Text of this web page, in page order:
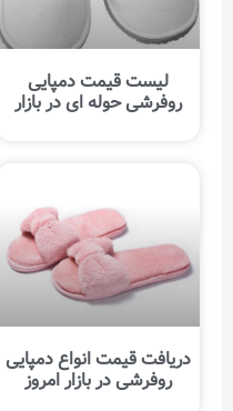
لیست قیمت دمپایی
روفرشی حوله ای در بازار
دریافت قیمت انواع دمپایی
روفرشی در بازار امروز